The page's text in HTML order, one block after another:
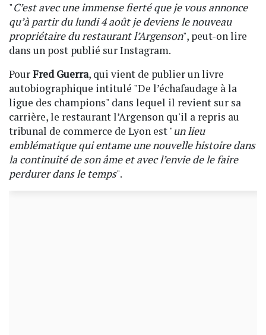
"C’est avec une immense fierté que je vous annonce
qu’à partir du lundi 4 août je deviens le nouveau
propriétaire du restaurant l’Argenson", peut-on lire
dans un post publié sur Instagram.
PourFred Guerra, qui vient de publier un livre
autobiographique intitulé "De l’échafaudage à la
ligue des champions" dans lequel il revient sur sa
carrière, le restaurant l’Argenson qu'il a repris au
tribunal de commerce de Lyon est "un lieu
emblématique qui entame une nouvelle histoire dans
la continuité de son âme et avec l’envie de le faire
perdurer dans le temps".